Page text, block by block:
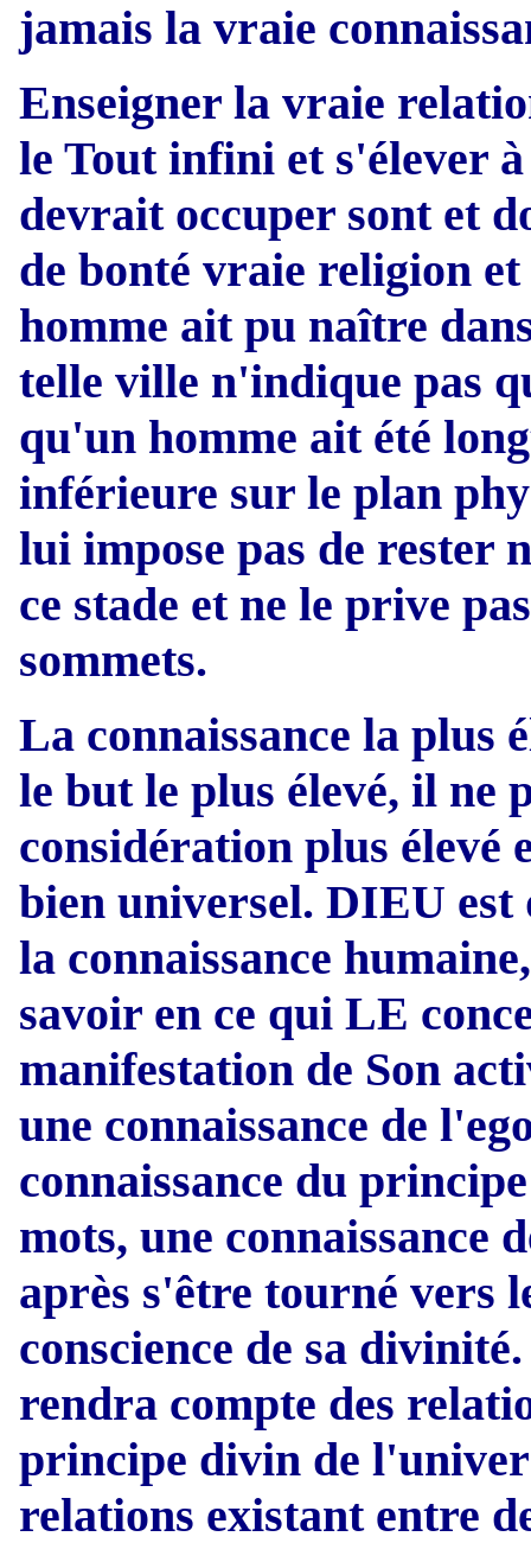
jamais la vraie
Enseigner la vraie
le Tout infini et s'élever
devrait occuper sont et
de bonté vraie religion
homme ait pu naître
telle ville n'indique pas
qu'un homme ait été
inférieure sur le plan
lui impose pas de rester
ce stade et ne le prive
sommets.
La connaissance la plus
le but le plus élevé, il ne
considération plus élevé
bien universel. DIEU est
la connaissance
savoir en ce qui LE
manifestation de Son
une connaissance de
connaissance du
mots, une connaissance
après s'être tourné vers
conscience de sa
rendra compte des
principe divin de
relations existant entre